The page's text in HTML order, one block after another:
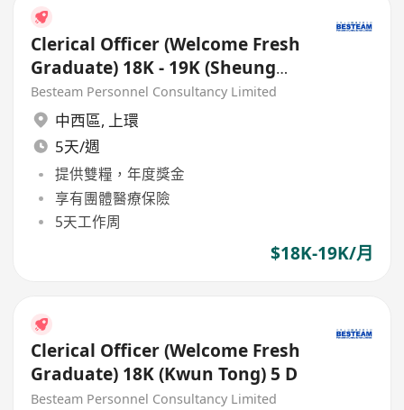
Clerical Officer (Welcome Fresh
Graduate) 18K - 19K (Sheung
Wan) 5 Days
Besteam Personnel Consultancy Limited
中西區, 上環
5天/週
提供雙糧，年度獎金
享有團體醫療保險
5天工作周
$18K-19K/月
Clerical Officer (Welcome Fresh
Graduate) 18K (Kwun Tong) 5 D
Besteam Personnel Consultancy Limited